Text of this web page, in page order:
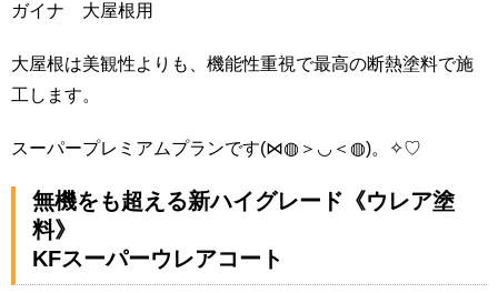
ガイナ 大屋根用
大屋根は美観性よりも、機能性重視で最高の断熱塗料で施
工します。
スーパープレミアムプランです(⋈◍＞◡＜◍)。✧♡
無機をも超える新ハイグレード《ウレア塗
料》
KFスーパーウレアコート